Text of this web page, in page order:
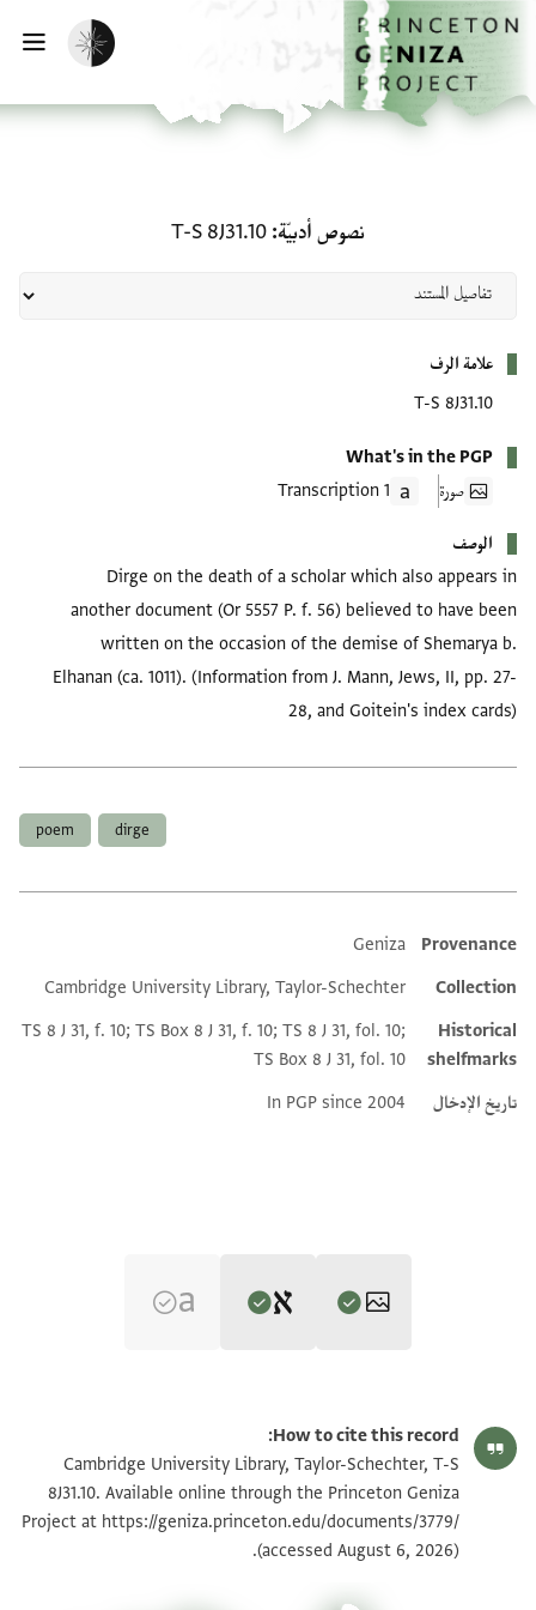
إلى المحتوى الرئيسي
الرئيسية
تفعيل الوضع المظلم
نصوص أدبيّة T-S 8J31.10
علامة الرف
T-S 8J31.10
What's in the PGP
صورة
1 Transcription
الوصف
Dirge on the death of a scholar which also appears in
another document (Or 5557 P. f. 56) believed to have been
written on the occasion of the demise of Shemarya b.
Elhanan (ca. 1011). (Information from J. Mann, Jews, II, pp. 27-
28, and Goitein's index cards)
dirge
poem
Additional metadata
Provenance
Geniza
Collection
Cambridge University Library, Taylor-Schechter
Historical
shelfmarks
TS 8 J 31, f. 10; TS Box 8 J 31, f. 10; TS 8 J 31, fol. 10;
TS Box 8 J 31, fol. 10
تاريخ الإدخال
In PGP since 2004
S. D. Goitein's unpublished edition (1950–85).
שחה ישיבת צבי בחבל
עם ישיבת בני בבל
ושמו יד עלי שובלי
בתמהון לב עלי מוקשי
T-S 8J31.10 1v تكبير و تدوير
לתלמוד
לסדר מועד וליב[מות
بيان أذونات الصورة
How to cite this record:
Cambridge University Library, Taylor-Schechter, T-S
8J31.10. Available online through the Princeton Geniza
Project athttps://geniza.princeton.edu/documents/3779/
(accessed August 6, 2026).